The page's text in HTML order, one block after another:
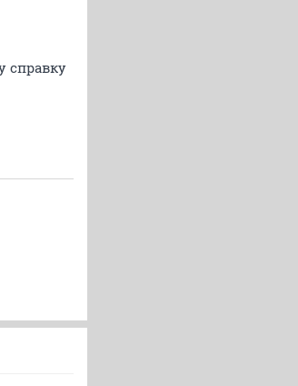
справку